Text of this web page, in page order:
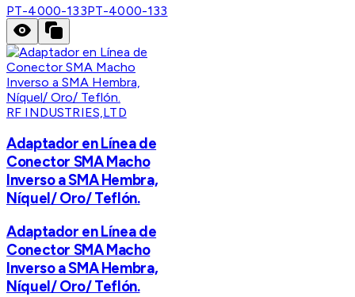
PT-4000-133PT-4000-133
RF INDUSTRIES,LTD
Adaptador en Línea de
Conector SMA Macho
Inverso a SMA Hembra,
Níquel/ Oro/ Teflón.
Adaptador en Línea de
Conector SMA Macho
Inverso a SMA Hembra,
Níquel/ Oro/ Teflón.